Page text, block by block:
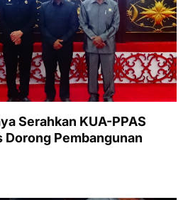
Serahkan KUA-PPAS
Dorong Pembangunan